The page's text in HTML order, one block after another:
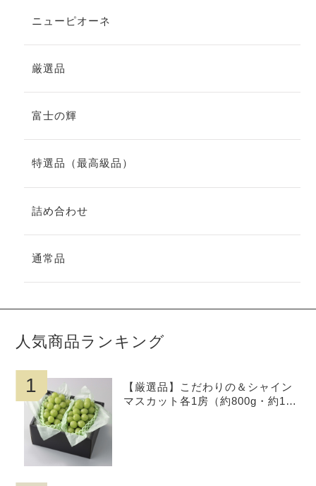
ニューピオーネ
厳選品
富士の輝
特選品（最高級品）
詰め合わせ
通常品
人気商品ランキング
1
【厳選品】こだわりの＆シャイン
マスカット各1房（約800g・約1.0